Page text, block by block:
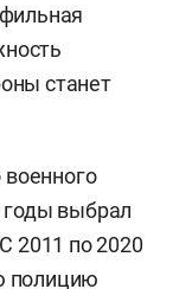
станет
годы выбрал
2011 по 2020
полицию